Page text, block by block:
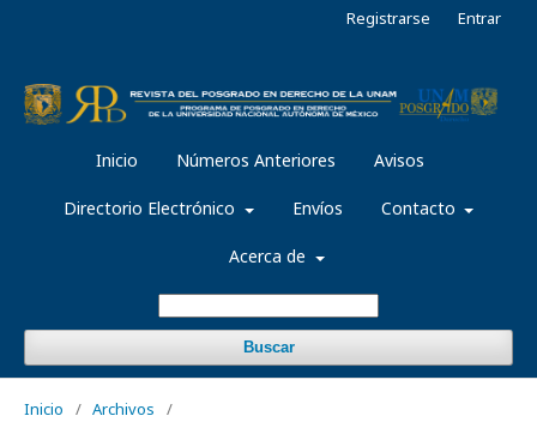
Inicio Números Anteriores Avisos
Directorio Electrónico Envíos Contacto
Acerca de
Buscar
Registrarse Entrar
Inicio / Archivos
/